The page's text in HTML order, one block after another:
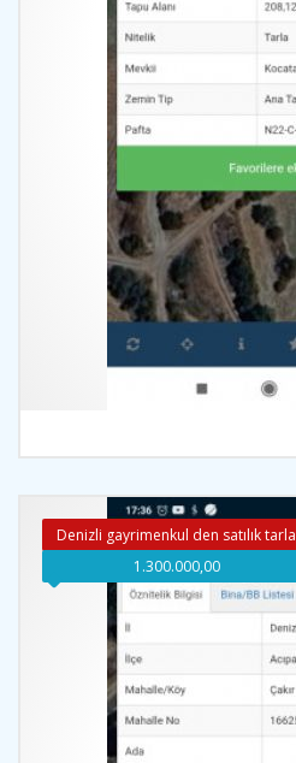
Denizli gayrimenkul den satılık tarla
1.300.000,00